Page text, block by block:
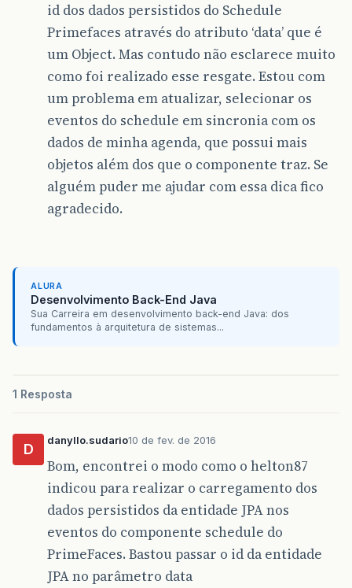
id dos dados persistidos do Schedule
Primefaces através do atributo ‘data’ que é
um Object. Mas contudo não esclarece muito
como foi realizado esse resgate. Estou com
um problema em atualizar, selecionar os
eventos do schedule em sincronia com os
dados de minha agenda, que possui mais
objetos além dos que o componente traz. Se
alguém puder me ajudar com essa dica fico
agradecido.
ALURA
Desenvolvimento Back-End Java
Sua Carreira em desenvolvimento back-end Java: dos
fundamentos à arquitetura de sistemas...
1 Resposta
D
danyllo.sudario10 de fev. de 2016
Bom, encontrei o modo como o helton87
indicou para realizar o carregamento dos
dados persistidos da entidade JPA nos
eventos do componente schedule do
PrimeFaces. Bastou passar o id da entidade
JPA no parâmetro data